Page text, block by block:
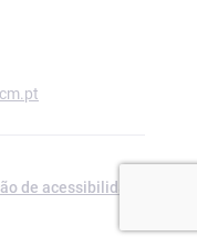
de acessibilidade